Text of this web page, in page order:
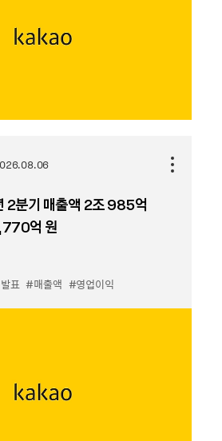
분기 매출액 2조 985억
억 원
표 #매출액 #영업이익